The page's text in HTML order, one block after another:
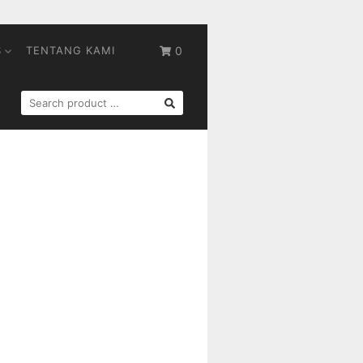
0
TENTANG KAMI
SEARCH
FOR: